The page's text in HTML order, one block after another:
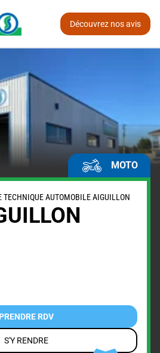
Découvrez nos avis
MOTO
TECHNIQUE AUTOMOBILE AIGUILLON
PRENDRE RDV
S'Y RENDRE